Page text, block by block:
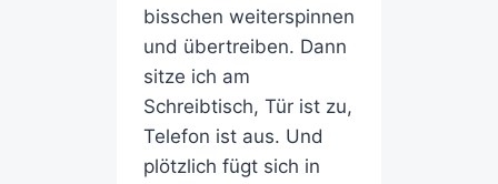
bisschen weiterspinnen
und übertreiben. Dann
sitze ich am
Schreibtisch, Tür ist zu,
Telefon ist aus. Und
plötzlich fügt sich in